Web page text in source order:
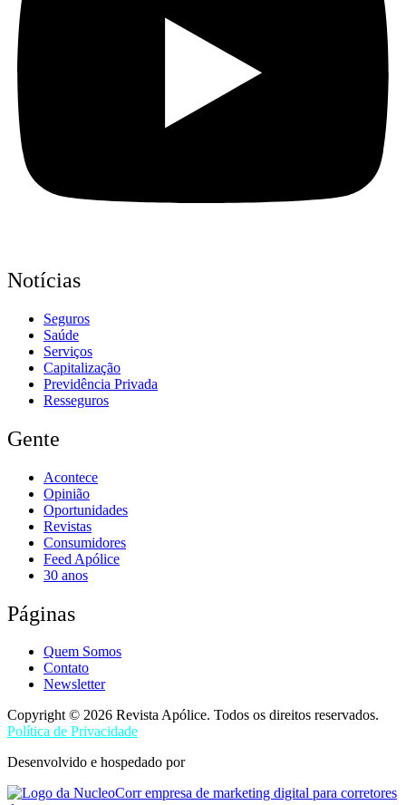
Notícias
Seguros
Saúde
Serviços
Capitalização
Previdência Privada
Resseguros
Gente
Acontece
Opinião
Oportunidades
Revistas
Consumidores
Feed Apólice
30 anos
Páginas
Quem Somos
Contato
Newsletter
Copyright © 2026 Revista Apólice. Todos os direitos reservados.
Política de Privacidade
Desenvolvido e hospedado por